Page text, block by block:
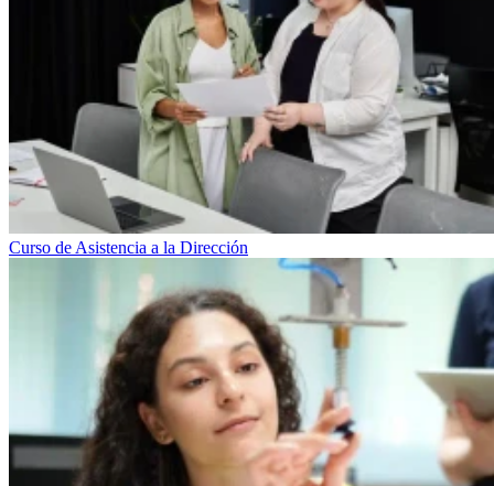
Curso de Asistencia a la Dirección